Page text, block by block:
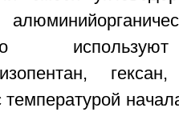
температурой